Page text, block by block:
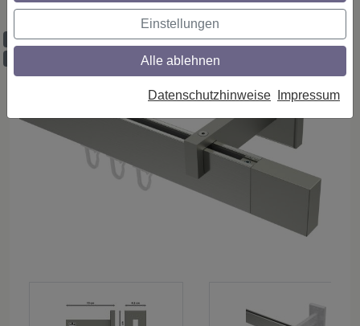
Modell SMARTLINE - Lox
Maßzuschnitt möglich
Einstellungen
Alle ablehnen
Datenschutzhinweise Impressum